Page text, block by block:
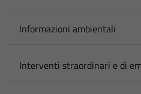
Informazioni ambientali
Interventi straordinari e di